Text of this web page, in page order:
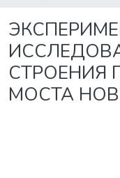
СТРОЕНИЯ
МОСТА